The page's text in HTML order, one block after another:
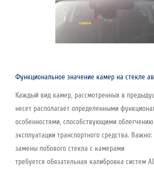
Функциональное значение камер на стекле
Каждый вид камер, рассмотренных в
несет располагает определенными
особенностями, способствующими облегчению
эксплуатации транспортного средства. Важно:
замены лобового стекла с камерами
требуется обязательная калибровка систем